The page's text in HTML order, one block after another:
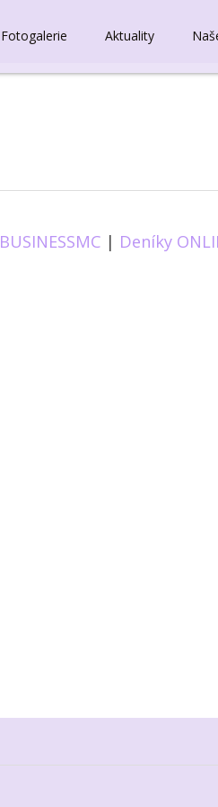
Fotogalerie Aktuality
BUSINESSMC | Deníky